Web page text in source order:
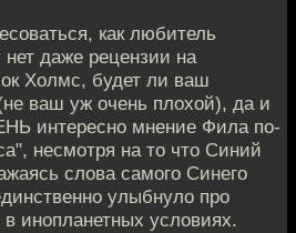
как любитель
даже рецензии на
Холмс, будет ли ваш
ваш уж очень плохой), да и
интересно мнение Фила по-
несмотря на то что Синий
слова самого Синего
улыбнуло про
инопланетных условиях.